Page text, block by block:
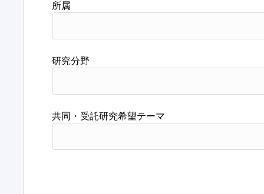
所属
研究分野
共同・受託研究希望テーマ